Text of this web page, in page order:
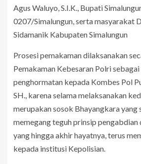
Agus Waluyo, S.I.K., Bupati
0207/Simalungun, serta masyarakat
Sidamanik Kabupaten Simalungun
Prosesi pemakaman dilaksanakan
Pemakaman Kebesaran Polri
penghormatan kepada Kombes Pol
SH., karena selama melaksanakan
merupakan sosok Bhayangkara yang
memegang teguh prinsip pengabdian
yang hingga akhir hayatnya, terus
kepada institusi Kepolisian.